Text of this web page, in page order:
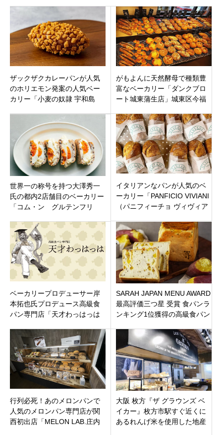
ザックザクカレーパンが人気
のホリエモン発案の人気ベー
カリー「小麦の奴隷 宇和島
がもよんに天然酵母で種類豊
富なベーカリー「ダンクブロ
ート城東蒲生店」城東区今福
世界一の称号を持つ大澤秀一
氏の都内2店舗目のベーカリー
「コム・ン グルテンフリ
イタリアンなパンが人気のベ
ーカリー「PANFICIO VIVIANI
（パニフィーチョ ヴィヴィア
ベーカリープロデューサー岸
本拓也氏プロデュース高級食
パン専門店「天才わっはっは
オープン
SARAH JAPAN MENU AWARD
最高評価三つ星 受賞 食パンラ
ンキング1位獲得の高級食パン
島県福山市三吉町10月9日オー
プン
行列必死！あのメロンパンで
人気のメロンパン専門店が関
西初出店「MELON LAB.庄内
大阪 枚方『ザ グラウンズ ベ
イカー』枚方市駅すぐ近くに
あるれんげ米を使用した地産